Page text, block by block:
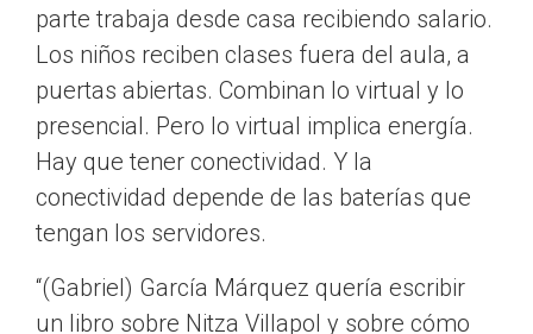
parte trabaja desde casa recibiendo salario.
Los niños reciben clases fuera del aula, a
puertas abiertas. Combinan lo virtual y lo
presencial. Pero lo virtual implica energía.
Hay que tener conectividad. Y la
conectividad depende de las baterías que
tengan los servidores.
“(Gabriel) García Márquez quería escribir
un libro sobre Nitza Villapol y sobre cómo